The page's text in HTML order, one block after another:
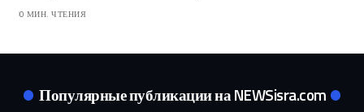
0 МИН. ЧТЕНИЯ
Популярные публикации на NEWSisra.com